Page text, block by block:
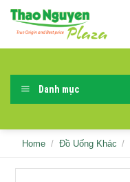
Skip
Danh mục
Home / Đồ Uống Khác /